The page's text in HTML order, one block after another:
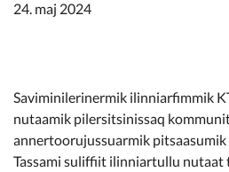
Imminut sullinneq
Kommune pillugu
24. maj 2024
Saviminilerinermik ilinniarfimmik
nutaamik pilersitsinissaq
annertoorujussuarmik pitsaasumik
Tassami suliffiit ilinniartullu nutaat